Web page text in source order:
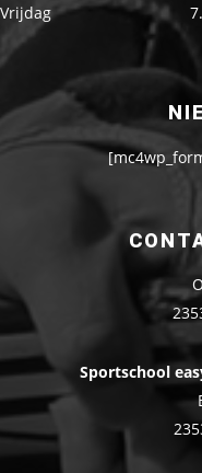
Vrijdag
Sportschool